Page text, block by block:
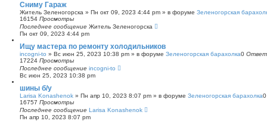
Сниму Гараж
Житель Зеленогорска » Пн окт 09, 2023 4:44 pm » в форуме Зеленогорская
16154 Просмотры
Последнее сообщение Житель Зеленогорска
Пн окт 09, 2023 4:44 pm
Ищу мастера по ремонту холодильников
incogni-to » Вс июн 25, 2023 10:38 pm » в форуме Зеленогорская барахолка0
17224 Просмотры
Последнее сообщение incogni-to
Вс июн 25, 2023 10:38 pm
шины б/у
Larisa Konashenok » Пн апр 10, 2023 8:07 pm » в форуме Зеленогорская барахолка
16757 Просмотры
Последнее сообщение Larisa Konashenok
Пн апр 10, 2023 8:07 pm